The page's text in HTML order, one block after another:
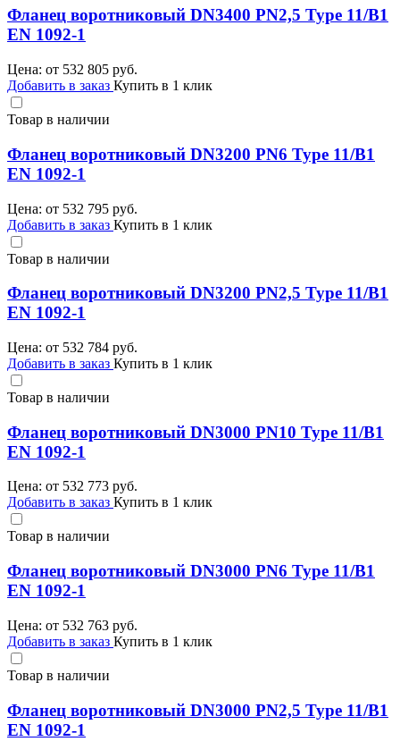
Фланец воротниковый DN3400 PN2,5 Type 11/B1
EN 1092-1
Цена: от 532 805 руб.
Добавить в заказ Купить в 1 клик
Товар в наличии
Фланец воротниковый DN3200 PN6 Type 11/B1
EN 1092-1
Цена: от 532 795 руб.
Добавить в заказ Купить в 1 клик
Товар в наличии
Фланец воротниковый DN3200 PN2,5 Type 11/B1
EN 1092-1
Цена: от 532 784 руб.
Добавить в заказ Купить в 1 клик
Товар в наличии
Фланец воротниковый DN3000 PN10 Type 11/B1
EN 1092-1
Цена: от 532 773 руб.
Добавить в заказ Купить в 1 клик
Товар в наличии
Фланец воротниковый DN3000 PN6 Type 11/B1
EN 1092-1
Цена: от 532 763 руб.
Добавить в заказ Купить в 1 клик
Товар в наличии
Фланец воротниковый DN3000 PN2,5 Type 11/B1
EN 1092-1